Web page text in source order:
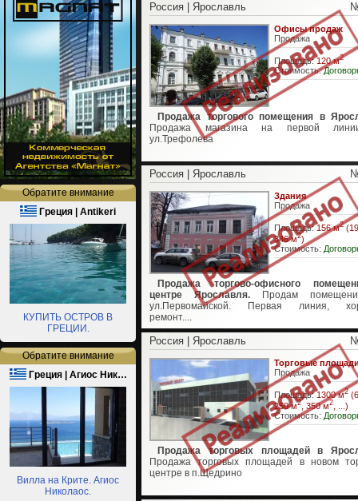
Обратите внимание
Греция | Antikeri
КУПИТЬ ОСТРОВ В
ГРЕЦИИ.
Обратите внимание
Греция | Агиос Ник…
Вилла на Крите. Агиос
Николаос.
Россия | Ярославль
Офисы продаж
Продажа
Площадь:120 м2
Стоимость:
Продажа торгового помещения в
Продажа магазина на первой
ул.Трефолева
Россия | Ярославль
Здания
Продажа
Площадь:156 м2
346 м2)
Стоимость:
Продажа торгово-офисного
центре Ярославля. Продам
ул.Первомайской. Первая линия,
ремонт....
Россия | Ярославль
Торговые
Продажа
Площадь:1300 м2
250 м2 , 350 м2 , ...)
Стоимость:
Продажа торговых площадей в
Продажа торговых площадей в новом
центре в п.Щедрино